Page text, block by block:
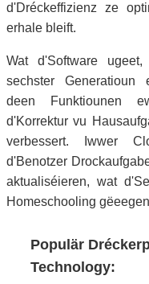
d'Dréckeffizienz ze
erhale bleift.
Wat d'Software
sechster Generatioun
deen Funktiounen
d'Korrektur vu
verbessert. Iwwer
d'Benotzer
aktualiséieren, wat
Homeschooling
Populär
Technology: